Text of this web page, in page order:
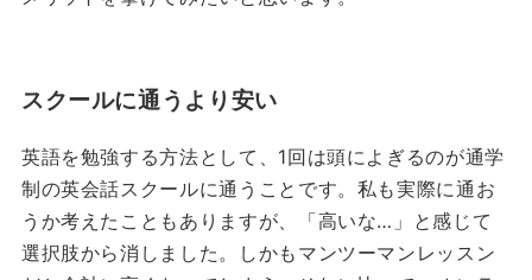
スクールに通うより安い
英語を勉強する方法として、1回は頭によぎるのが通学
制の英会話スクールに通うことです。私も実際に通お
うか考えたこともありますが、「高いな…」と感じて
選択肢から消しました。しかもマンツーマンレッスン